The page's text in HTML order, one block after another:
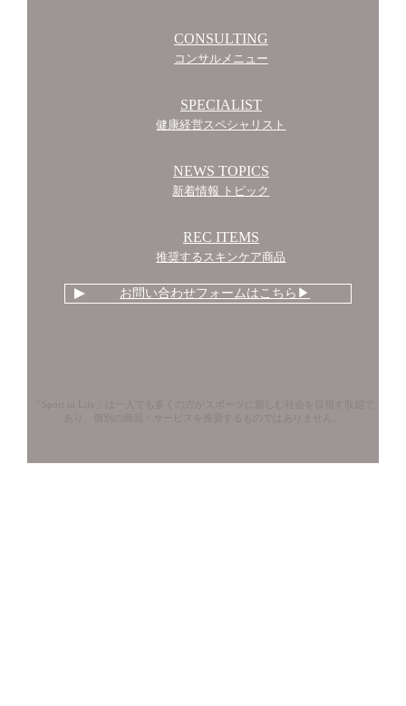
CONSULTING
コンサルメニュー
SPECIALIST
健康経営スペシャリスト
NEWS TOPICS
新着情報 トピック
REC ITEMS
推奨するスキンケア商品
お問い合わせフォームはこちら